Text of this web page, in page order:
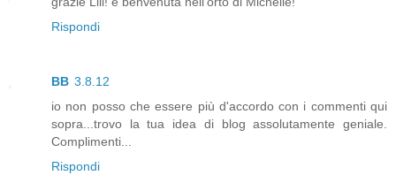
Rispondi
BB 3.8.12
io non posso che essere più d'accordo con i commenti qui
sopra...trovo la tua idea di blog assolutamente geniale.
Complimenti...
Rispondi